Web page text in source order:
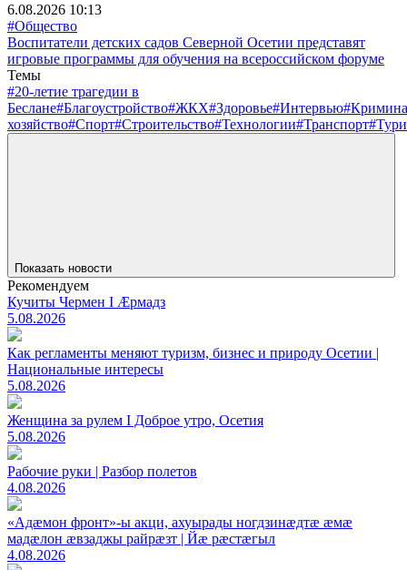
6.08.2026 10:13
#Общество
Воспитатели детских садов Северной Осетии представят
игровые программы для обучения на всероссийском форуме
Темы
#20-летие трагедии в
Беслане#Благоустройство#ЖКХ#Здоровье#Интервью
хозяйство#Спорт#Строительство#Технологии#Транспорт
Показать новости
Рекомендуем
Кучиты Чермен I Æрмадз
5.08.2026
Как регламенты меняют туризм, бизнес и природу Осетии |
Национальные интересы
5.08.2026
Женщина за рулем I Доброе утро, Осетия
5.08.2026
Рабочие руки | Разбор полетов
4.08.2026
«Адæмон фронт»-ы акци, ахуырады ногдзинæдтæ æмæ
мадæлон æвзаджы райрæзт | Йæ рæстæгыл
4.08.2026